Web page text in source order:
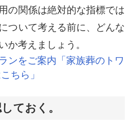
の関係は絶対的な指標では
ついて考える前に、どんな
か考えましょう。
ンをご案内「家族葬のトワ
ちら」
ておく。